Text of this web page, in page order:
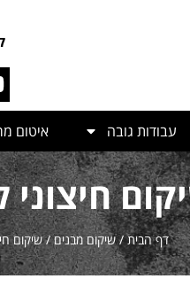
עבודות גובה איטום
דף הבית/שיקום מבנים/שיקום